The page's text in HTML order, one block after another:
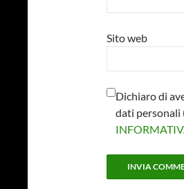
Sito web
Dichiaro di
dati personali